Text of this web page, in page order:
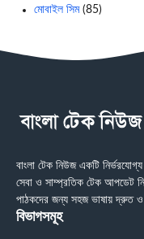
মোবাইল সিম(85)
বাংলা টেক নিউজ একটি
সেবা ও সাম্প্রতিক টেক আপডেট
পাঠকদের জন্য সহজ ভাষায় দ্রুত
বিভাগসমূহ